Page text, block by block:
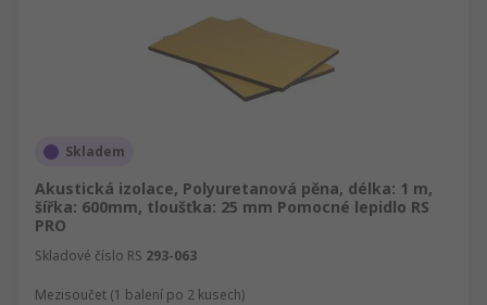
Skladem
Akustická izolace, Polyuretanová pěna, délka: 1 m,
šířka: 600mm, tloušťka: 25 mm Pomocné lepidlo RS
PRO
Skladové číslo RS 293-063
Mezisoučet (1 balení po 2 kusech)